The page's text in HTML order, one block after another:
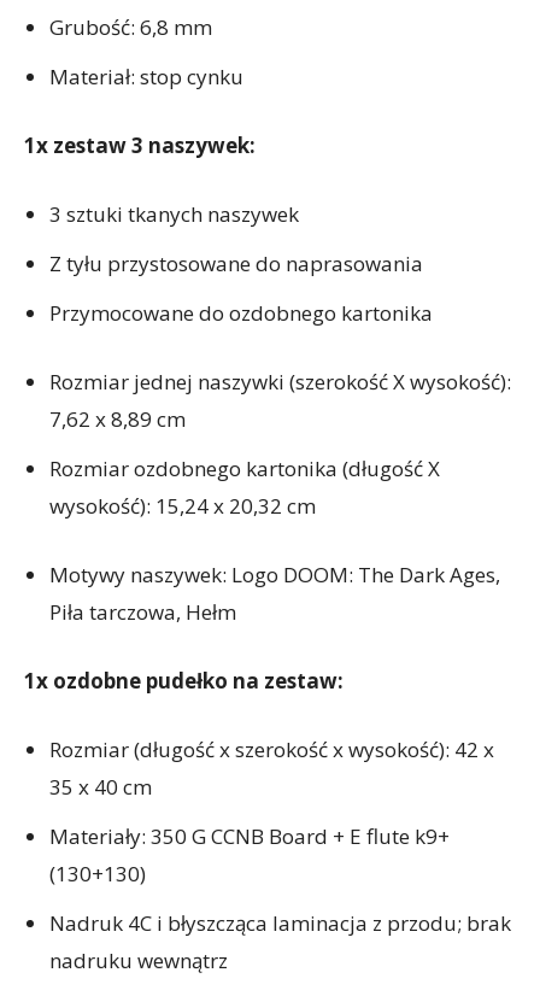
Grubość: 6,8 mm
Materiał: stop cynku
1x zestaw 3 naszywek:
3 sztuki tkanych naszywek
Z tyłu przystosowane do naprasowania
Przymocowane do ozdobnego kartonika
Rozmiar jednej naszywki (szerokość X wysokość):
7,62 x 8,89 cm
Rozmiar ozdobnego kartonika (długość X
wysokość): 15,24 x 20,32 cm
Motywy naszywek: Logo DOOM: The Dark Ages,
Piła tarczowa, Hełm
1x ozdobne pudełko na zestaw:
Rozmiar (długość x szerokość x wysokość): 42 x
35 x 40 cm
Materiały: 350 G CCNB Board + E flute k9+
(130+130)
Nadruk 4C i błyszcząca laminacja z przodu; brak
nadruku wewnątrz